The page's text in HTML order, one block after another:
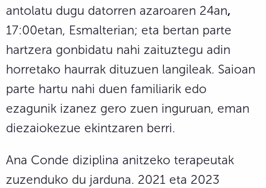
antolatu dugu datorren azaroaren 24an,
17:00etan, Esmalterian; eta bertan parte
hartzera gonbidatu nahi zaituztegu adin
horretako haurrak dituzuen langileak. Saioan
parte hartu nahi duen familiarik edo
ezagunik izanez gero zuen inguruan, eman
diezaiokezue ekintzaren berri.
Ana Conde diziplina anitzeko terapeutak
zuzenduko du jarduna. 2021 eta 2023